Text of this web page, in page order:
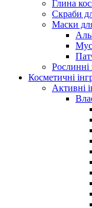
Глина
Скраби
Маски
Рослинні
Косметичні
Активні